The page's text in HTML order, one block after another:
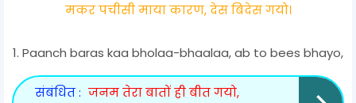
मकर पचीसी माया कारण, देस बिदेस गयो।
1. Paanch baras kaa bholaa-bhaalaa, ab to bees bhayo,
संबंधित : जनम तेरा बातों ही बीत गयो,